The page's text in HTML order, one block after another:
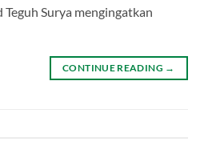
Surya mengingatkan
CONTINUE READING →